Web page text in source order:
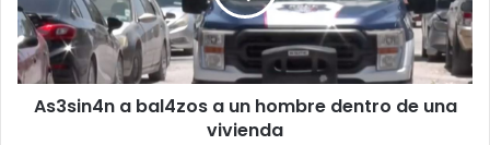
hombre
dentro
de
una
vivienda
As3sin4n a bal4zos a un hombre dentro de una
vivienda